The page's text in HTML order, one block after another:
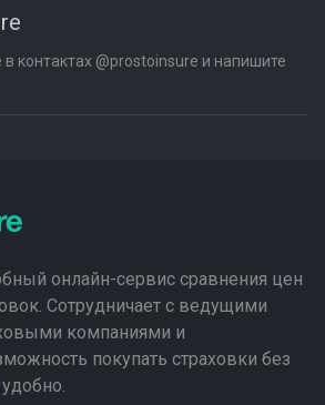
контактах @prostoinsure и напишите
онлайн-сервис сравнения цен
Сотрудничает с ведущими
компаниями и
покупать страховки без